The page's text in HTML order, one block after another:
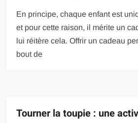
En principe, chaque enfant est
et pour cette raison, il mérite un
lui réitère cela. Offrir un cadeau
bout de
Tourner la toupie : une